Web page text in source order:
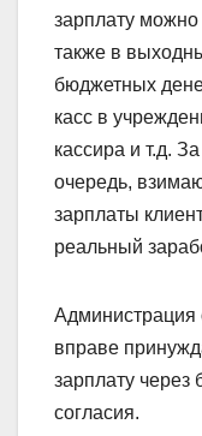
зарплату можно
также в
бюджетных
касс в
кассира и т.д.
очередь,
зарплаты
реальный
Администрация
вправе
зарплату через
согласия.